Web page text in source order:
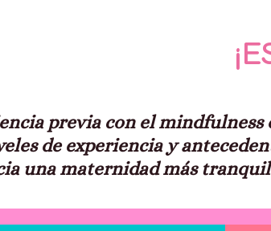
previa con el mindfulness
de experiencia y
una maternidad más